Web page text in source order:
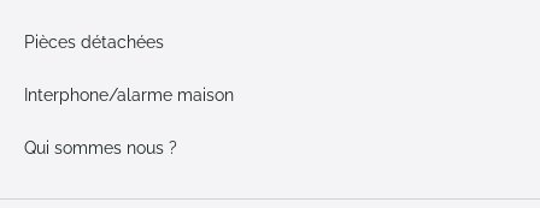
Pièces détachées
Interphone/alarme maison
Qui sommes nous ?